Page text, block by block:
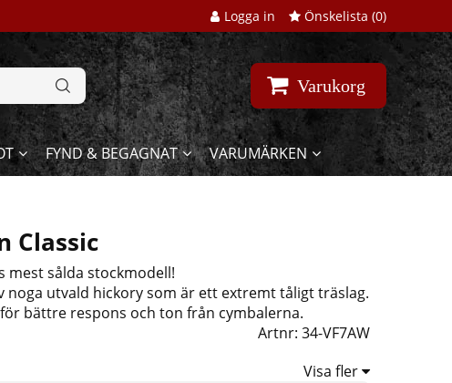
Logga in Önskelista (0)
Varukorg
FYND & BEGAGNAT VARUMÄRKEN
Classic
mest sålda stockmodell!
noga utvald hickory som är ett extremt tåligt träslag.
bättre respons och ton från cymbalerna.
Artnr: 34-VF7AW
Visa fler